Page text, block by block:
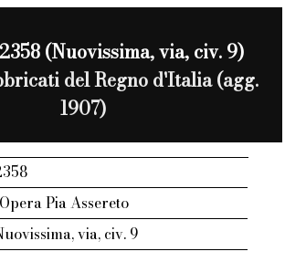
(Nuovissima, via, civ. 9)
del Regno d'Italia (agg.
1907)
Opera Pia Assereto
via, civ. 9